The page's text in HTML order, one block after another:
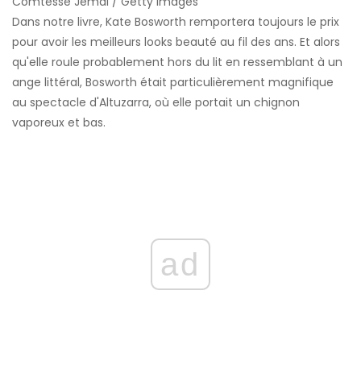
Dans notre livre, Kate Bosworth remportera toujours le prix
pour avoir les meilleurs looks beauté au fil des ans. Et alors
qu'elle roule probablement hors du lit en ressemblant à un
ange littéral, Bosworth était particulièrement magnifique
au spectacle d'Altuzarra, où elle portait un chignon
vaporeux et bas.
ad